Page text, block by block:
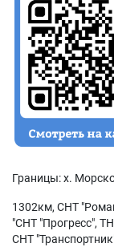
Границы: х.
1302км, СНТ
"СНТ "Прогресс",
СНТ